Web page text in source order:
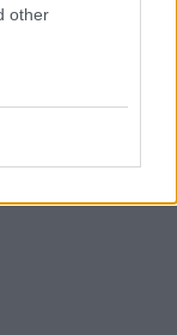
other